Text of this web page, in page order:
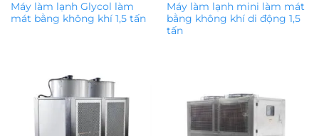
Máy làm lạnh Glycol làm
mát bằng không khí 1,5 tấn
Máy làm lạnh mini làm mát
bằng không khí di động 1,5
tấn